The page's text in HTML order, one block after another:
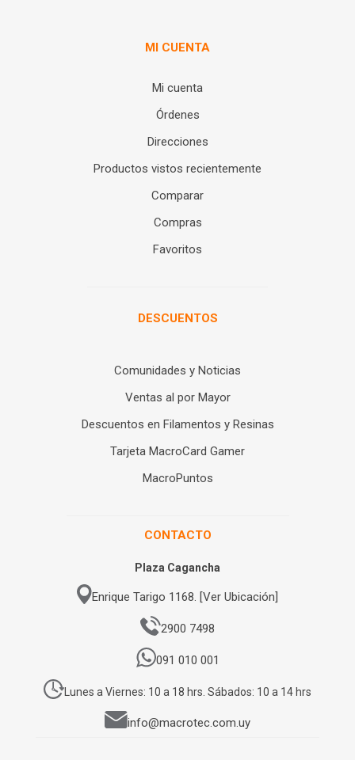
MI CUENTA
Mi cuenta
Órdenes
Direcciones
Productos vistos recientemente
Comparar
Compras
Favoritos
DESCUENTOS
Comunidades y Noticias
Ventas al por Mayor
Descuentos en Filamentos y Resinas
Tarjeta MacroCard Gamer
MacroPuntos
CONTACTO
Plaza Cagancha
Enrique Tarigo 1168. [Ver Ubicación]
2900 7498
091 010 001
Lunes a Viernes: 10 a 18 hrs. Sábados: 10 a 14 hrs
info@macrotec.com.uy